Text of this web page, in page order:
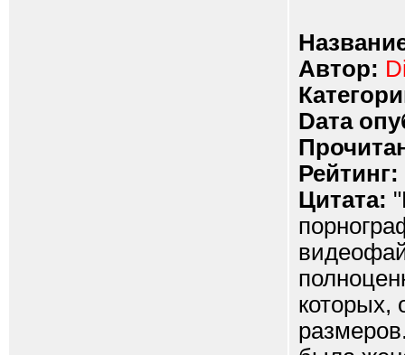
Автор:
Dата
Рейтинг:
Цитата:
которых,